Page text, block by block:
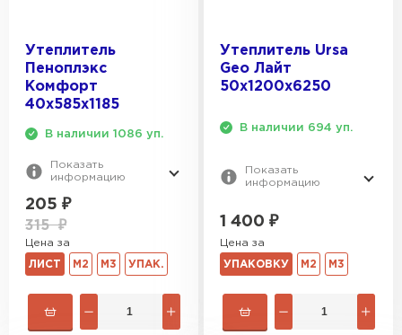
Утеплитель
Пеноплэкс
Комфорт
40х585х1185
В наличии 1086 уп.
Показать
информацию
205 ₽
315₽
Цена за
ЛИСТ М2 М3 УПАК.
Утеплитель Ursa
Geo Лайт
50х1200х6250
В наличии 694 уп.
Показать
информацию
1 400 ₽
Цена за
УПАКОВКУ М2 М3
ПЕРЕЙТИ
Утеплитель Rockwool